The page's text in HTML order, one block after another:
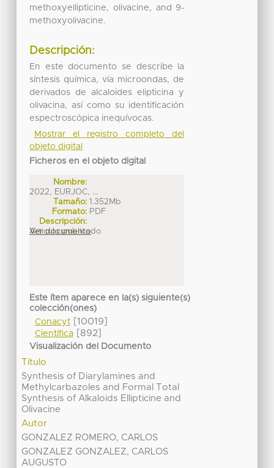
methoxyellipticine, olivacine, and 9-
methoxyolivacine.
Descripción:
En este documento se describe la
síntesis química, vía microondas, de
derivados de alcaloides elipticina y
olivacina, así como su identificación
espectroscópica inequívocas.
Mostrar el registro completo del
objeto digital
Ficheros en el objeto digital
Nombre:
2022, EURJOC, ...
Tamaño: 1.352Mb
Formato: PDF
Descripción:
Articulo publicado
Ver documento
Este ítem aparece en la(s) siguiente(s)
colección(ones)
Conacyt[10019]
Científica[892]
Visualización del Documento
Título
Synthesis of Diarylamines and
Methylcarbazoles and Formal Total
Synthesis of Alkaloids Ellipticine and
Olivacine
Autor
GONZALEZ ROMERO, CARLOS
GONZALEZ GONZALEZ, CARLOS
AUGUSTO